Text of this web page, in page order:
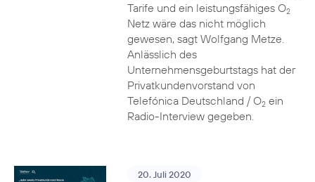
Tarife und ein leistungsfähiges O2
Netz wäre das nicht möglich
gewesen, sagt Wolfgang Metze.
Anlässlich des
Unternehmensgeburtstags hat der
Privatkundenvorstand von
Telefónica Deutschland / O2ein
Radio-Interview gegeben.
20. Juli 2020